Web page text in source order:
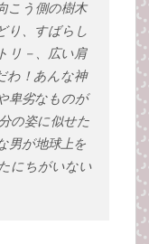
こう側の樹木
り、すばらし
リ－、広い肩
わ！あんな神
卑劣なものが
の姿に似せた
男が地球上を
にちがいない